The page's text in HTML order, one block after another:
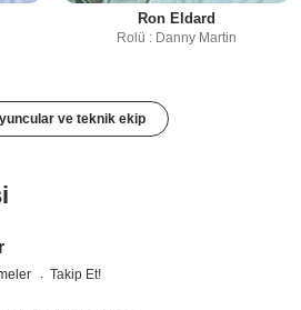
Ron Eldard
Rolü : Danny Martin
ve teknik ekip
Takip Et!